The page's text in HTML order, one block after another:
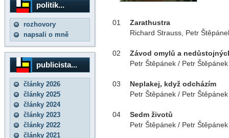
politik...
rozhovory
napsali o mně
publicista...
články 2026
články 2025
články 2024
články 2023
články 2022
články 2021
01
Zarathustra
Richard Strauss, Petr
02
Závod omylů a
Petr Štěpánek / Petr Štěpánek
03
Neplakej, když odcházím
Petr Štěpánek / Petr Štěpánek
04
Sedm životů
Petr Štěpánek / Petr Štěpánek